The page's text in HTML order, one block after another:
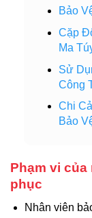
Bảo
Cặp
Ma
Sử
Công
Chi
Bảo
Phạm vi
phục
Nhân viên